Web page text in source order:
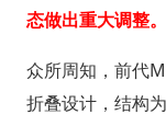
态做出重大调整。
众所周知，前代
折叠设计，结构